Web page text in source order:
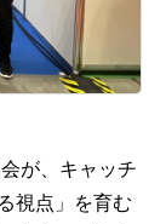
が、キャッチ
視点」を育む